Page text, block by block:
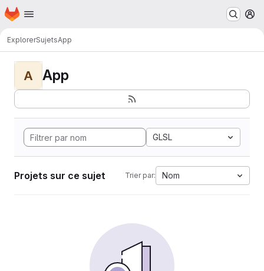
Passer au contenu principal
Page d'accueil
ExplorerSujetsApp
A App
GLSL
Projets sur ce sujet Trier par: Nom